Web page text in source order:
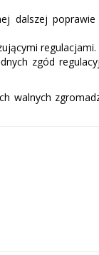
dalszej
zgód
walnych